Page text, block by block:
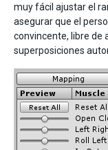
muy fácil ajustar el
asegurar que el
convincente, libre
superposiciones